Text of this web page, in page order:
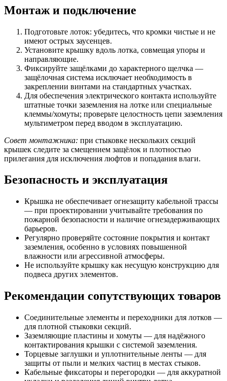
Монтаж и подключение
Подготовьте лоток: убедитесь, что кромки чистые и не
имеют острых заусенцев.
Установите крышку вдоль лотка, совмещая упоры и
направляющие.
Фиксируйте защёлками до характерного щелчка —
защёлочная система исключает необходимость в
закреплении винтами на стандартных участках.
Для обеспечения электрического контакта используйте
штатные точки заземления на лотке или специальные
клеммы/хомуты; проверьте целостность цепи заземления
мультиметром перед вводом в эксплуатацию.
Совет монтажника: при стыковке нескольких секций
крышек следите за смещением защёлок и плотностью
прилегания для исключения люфтов и попадания влаги.
Безопасность и эксплуатация
Крышка не обеспечивает огнезащиту кабельной трассы
— при проектировании учитывайте требования по
пожарной безопасности и наличие огнезадерживающих
барьеров.
Регулярно проверяйте состояние покрытия и контакт
заземления, особенно в условиях повышенной
влажности или агрессивной атмосферы.
Не используйте крышку как несущую конструкцию для
подвеса других элементов.
Рекомендации сопутствующих товаров
Соединительные элементы и переходники для лотков —
для плотной стыковки секций.
Заземляющие пластины и хомуты — для надёжного
контактирования крышки с системой заземления.
Торцевые заглушки и уплотнительные ленты — для
защиты от пыли и мелких частиц в местах стыков.
Кабельные фиксаторы и перегородки — для аккуратной